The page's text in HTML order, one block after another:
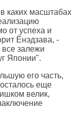
каких масштабах
от успеха и
Ёнэдзава, -
залежи
Японии".
его часть,
еще
велик,